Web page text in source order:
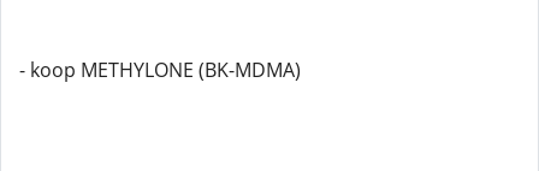
- koop METHYLONE (BK-MDMA)